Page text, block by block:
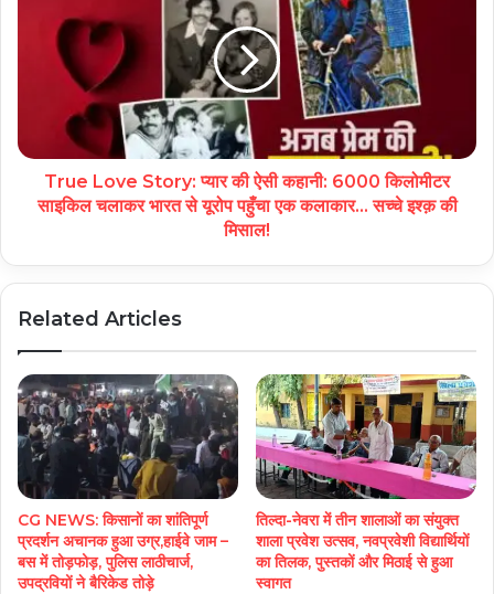
True Love Story: प्यार की ऐसी कहानी: 6000 किलोमीटर
साइकिल चलाकर भारत से यूरोप पहुँचा एक कलाकार… सच्चे इश्क़ की
मिसाल!
Related Articles
CG NEWS: किसानों का शांतिपूर्ण
प्रदर्शन अचानक हुआ उग्र,हाईवे जाम –
बस में तोड़फोड़, पुलिस लाठीचार्ज,
उपद्रवियों ने बैरिकेड तोड़े
तिल्दा-नेवरा में तीन शालाओं का संयुक्त
शाला प्रवेश उत्सव, नवप्रवेशी विद्यार्थियों
का तिलक, पुस्तकों और मिठाई से हुआ
स्वागत